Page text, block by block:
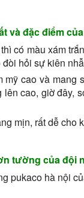
và đặc điểm
có màu xám
hỏi sự kiên
mỹ cao và mang
lên cao, giờ đây,
mịn, rất dễ cho
tường của đội
pukaco hà nội